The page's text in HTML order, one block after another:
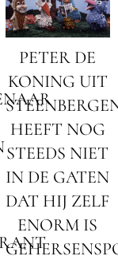
PETER DE
KONING UIT
HEEFT NOG
STEEDS NIET
IN DE GATEN
DAT HIJ ZELF
ENORM IS